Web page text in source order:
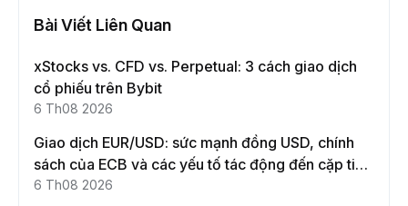
Bài Viết Liên Quan
xStocks vs. CFD vs. Perpetual: 3 cách giao dịch
cổ phiếu trên Bybit
6 Th08 2026
Giao dịch EUR/USD: sức mạnh đồng USD, chính
sách của ECB và các yếu tố tác động đến cặp tiền
này
6 Th08 2026